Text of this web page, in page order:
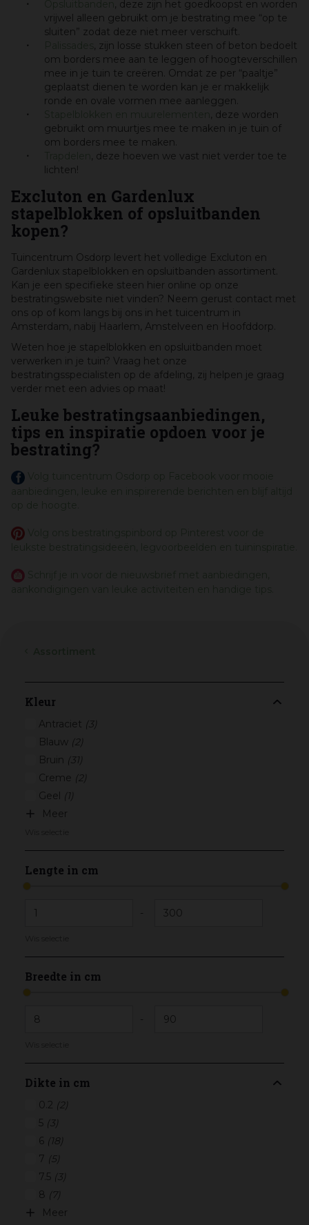
, deze zijn het goedkoopst en worden
vrijwel alleen gebruikt om je bestrating mee “op te
sluiten” zodat deze niet meer verschuift.
, zijn losse stukken steen of beton bedoelt
om borders mee aan te leggen of hoogteverschillen
mee in je tuin te creëren. Omdat ze per “paaltje”
geplaatst dienen te worden kan je er makkelijk
ronde en ovale vormen mee aanleggen.
, deze worden
gebruikt om muurtjes mee te maken in je tuin of
om borders mee te maken.
, deze hoeven we vast niet verder toe te
lichten!
Excluton en Gardenlux
stapelblokken of opsluitbanden
kopen?
Tuincentrum Osdorp levert het volledige Excluton en
Gardenlux stapelblokken en opsluitbanden assortiment.
Kan je een specifieke steen hier online op onze
bestratingswebsite niet vinden? Neem gerust contact met
ons op of kom langs bij ons in het tuicentrum in
Amsterdam, nabij Haarlem, Amstelveen en Hoofddorp.
Weten hoe je stapelblokken en opsluitbanden moet
verwerken in je tuin? Vraag het onze
bestratingsspecialisten op de afdeling, zij helpen je graag
verder met een advies op maat!
Leuke bestratingsaanbiedingen,
tips en inspiratie opdoen voor je
bestrating?
Kleur
Antraciet (3)
Blauw
(2)
Bruin (31)
Creme (2)
Geel (1)
Meer
Lengte in cm
-
Breedte in cm
-
Dikte in cm
0.2 (2)
5 (3)
6 (18)
7 (5)
7.5 (3)
8 (7)
Meer